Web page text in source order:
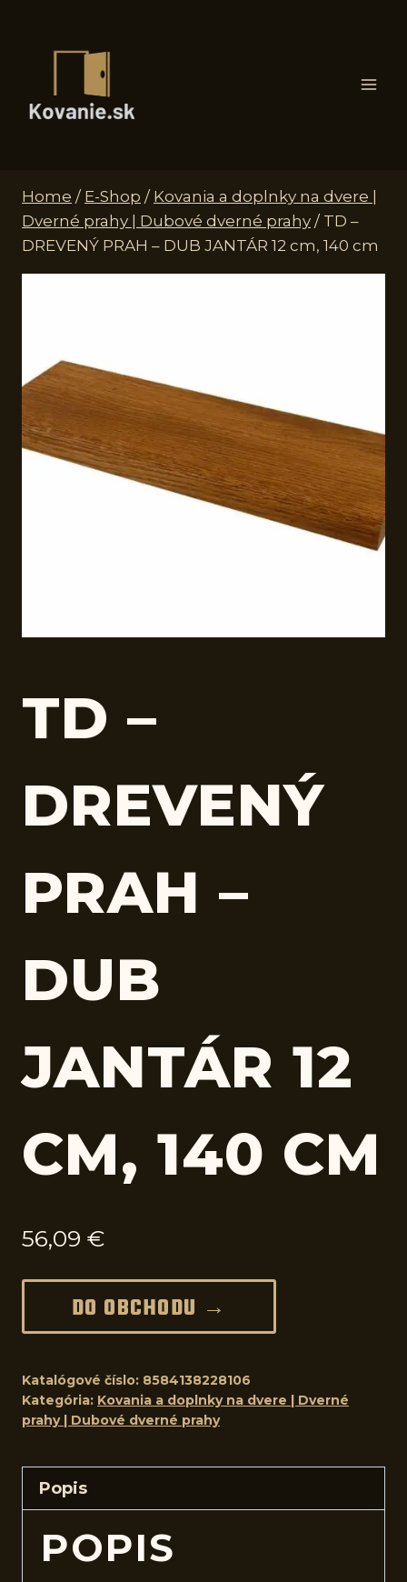
Home / E-Shop / Kovania a doplnky na dvere |
Dverné prahy | Dubové dverné prahy / TD –
DREVENÝ PRAH – DUB JANTÁR 12 cm, 140 cm
TD –
DREVENÝ
PRAH –
DUB
JANTÁR 12
CM, 140 CM
56,09 €
DO OBCHODU →
Katalógové číslo: 8584138228106
Kategória: Kovania a doplnky na dvere | Dverné
prahy | Dubové dverné prahy
Popis
POPIS